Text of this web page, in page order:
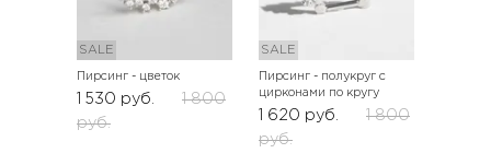
SALE
Пирсинг - цветок
1 530 руб.
1 800
руб.
SALE
Пирсинг - полукруг с
цирконами по кругу
1 620 руб.
1 800
руб.